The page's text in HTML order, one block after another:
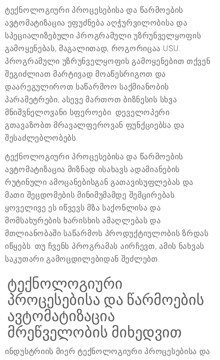
ტექნოლოგიური პროცესებისა და წარმოების
ავტომატიზაცია ეფუძნება აღჭურვილობისა და
სპეციალიზებული პროგრამული უზრუნველყოფის
გამოყენებას, მაგალითად, როგორიცაა USU.
პროგრამული უზრუნველყოფის გამოყენებით თქვენ
შეგიძლიათ მარტივად მოაწესრიგოთ და
დაარეგულიროთ საწარმოო საქმიანობის
პარამეტრები, ასევე მართოთ ბიზნესის სხვა
მნიშვნელოვანი სფეროები. დეველოპერი
გთავაზობთ მრავალფეროვან ფუნქციებსა და
შესაძლებლობებს.
ტექნოლოგიური პროცესებისა და წარმოების
ავტომატიზაცია მიზნად ისახავს ადამიანების
რუტინული ამოცანებისგან გათავისუფლებას და
მათი შეცდომების მინიმუმამდე შემცირებას.
ყოველივე ეს იწვევს მზა საქონლისა და
მომსახურების ხარისხის ამაღლებას და
მთლიანობაში საწარმოს პროდუქტიულობის ზრდას
იწყებს. თუ ჩვენს პროგრამას აირჩევთ, ამის ნახვას
საკუთარი გამოცდილებიდან შეძლებთ.
ტექნოლოგიური
პროცესებისა და წარმოების
ავტომატიზაცია
მრეწველობის მიხედვით
ინდუსტრიის მიერ ტექნოლოგიური პროცესებისა და